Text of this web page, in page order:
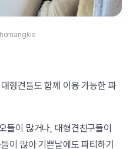
형견들도 함께 이용 가능한 파
들이 많거나, 대형견친구들이
이 많아 기쁜날에도 파티하기